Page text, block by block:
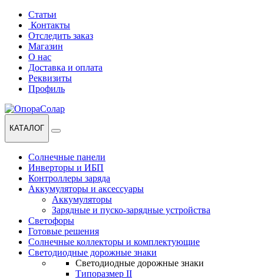
Перейти
навигации
Перейти
содержанию
Статьи
Контакты
Отследить заказ
Магазин
О нас
Доставка и оплата
Реквизиты
Профиль
КАТАЛОГ
Солнечные панели
Инверторы и ИБП
Контроллеры заряда
Аккумуляторы и аксессуары
Аккумуляторы
Зарядные и пуско-зарядные устройства
Светофоры
Готовые решения
Солнечные коллекторы и комплектующие
Светодиодные дорожные знаки
Светодиодные дорожные знаки
Типоразмер II